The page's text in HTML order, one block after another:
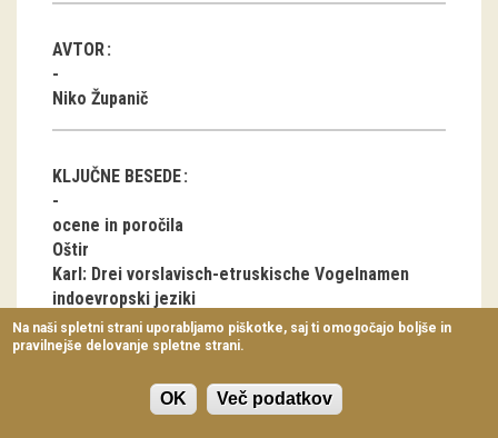
Razstavni projekti
Napovednik
Arhiv razstav
Koledar dogodkov
Prireditve
Predavanja
Delavnice
Vodeni ogledi
AVTOR
Niko Županič
KLJUČNE BESEDE
ocene in poročila
Oštir
Karl: Drei vorslavisch-etruskische Vogelnamen
indoevropski jeziki
praslovanščina
etruščina
Na naši spletni strani uporabljamo piškotke, saj ti omogočajo boljše in
pravilnejše delovanje spletne strani.
OK Več podatkov